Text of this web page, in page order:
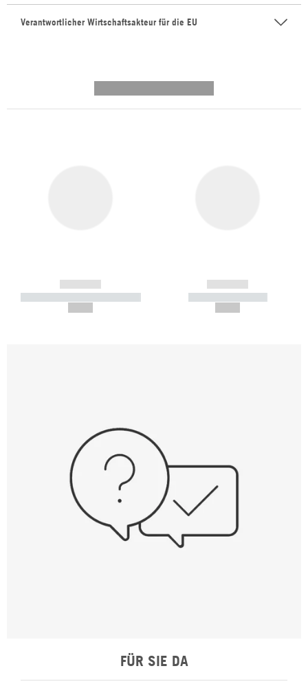
Verantwortlicher Wirtschaftsakteur für die EU
------------
----------- ----------- -----------
------------
----------- -----------
FÜR SIE DA